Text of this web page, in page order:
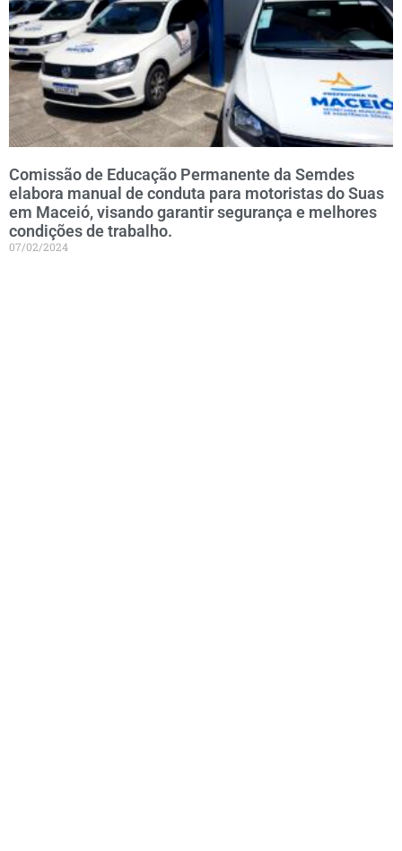
Comissão de Educação Permanente da Semdes
elabora manual de conduta para motoristas do Suas
em Maceió, visando garantir segurança e melhores
condições de trabalho.
07/02/2024